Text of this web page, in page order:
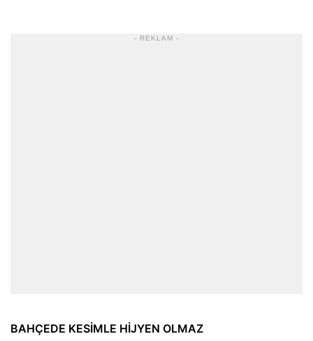
- REKLAM -
BAHÇEDE KESİMLE HİJYEN OLMAZ